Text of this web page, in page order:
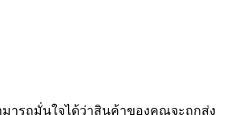
ารถมั่นใจได้ว่าสินค้าของคุณจะถูกส่ง